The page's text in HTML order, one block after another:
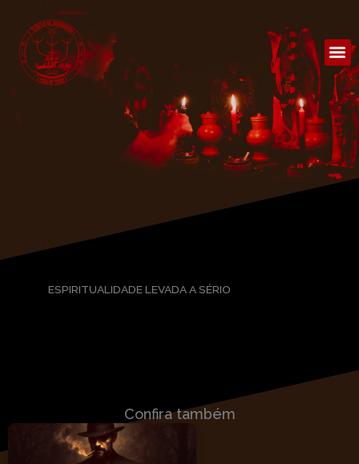
conteúdo
ESPIRITUALIDADE LEVADA A SÉRIO
Confira também